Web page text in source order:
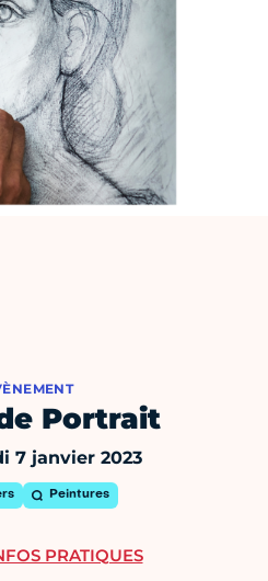
Portrait
7 janvier 2023
Peintures
PRATIQUES